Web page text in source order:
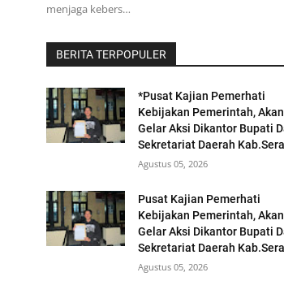
menjaga kebers…
BERITA TERPOPULER
*Pusat Kajian Pemerhati
Kebijakan Pemerintah, Akan
Gelar Aksi Dikantor Bupati
Sekretariat Daerah
Agustus 05, 2026
Pusat Kajian Pemerhati
Kebijakan Pemerintah, Akan
Gelar Aksi Dikantor Bupati
Sekretariat Daerah
Agustus 05, 2026